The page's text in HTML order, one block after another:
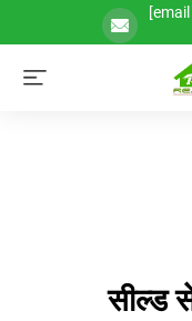
सील्ड